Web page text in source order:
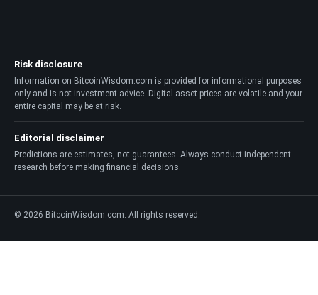
Risk disclosure
Information on BitcoinWisdom.com is provided for informational purposes
only and is not investment advice. Digital asset prices are volatile and your
entire capital may be at risk.
Editorial disclaimer
Predictions are estimates, not guarantees. Always conduct independent
research before making financial decisions.
© 2026 BitcoinWisdom.com. All rights reserved.